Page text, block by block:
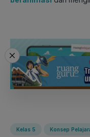
Kelas 5 Konsep